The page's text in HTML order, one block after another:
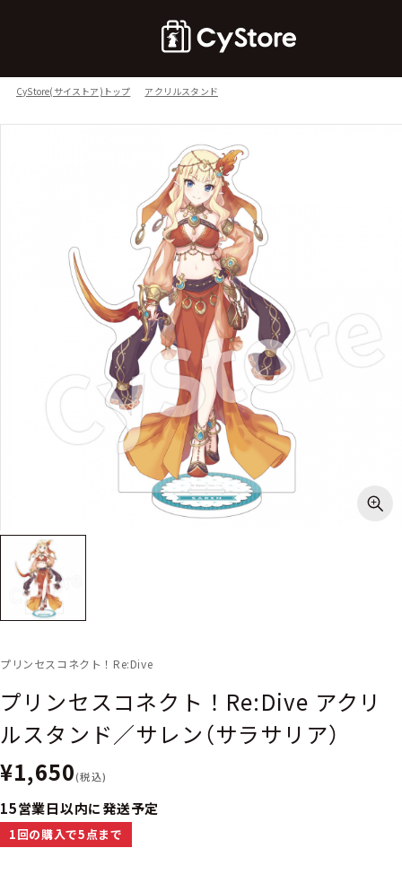
CyStore(サイストア)トップ アクリルスタンド
プリンセスコネクト！Re:Dive
プリンセスコネクト！Re:Dive アクリ
ルスタンド／サレン（サラサリア）
¥1,650(税込)
15営業日以内に発送予定
1回の購入で5点まで